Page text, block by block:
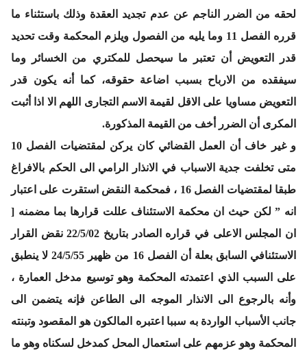
لحقه من الضرر الناجم عن عدم تجديد العقدة وذلك باستثناء ما
قرره الفصل 11 وما يليه من الفصول ويلزم المحكمة وقت تحديد
قدر التعويض أن تعتبر ما سيحصل للمكتري من الخسائر وما
سيفقده من الارباح بسبب اضاعة حقوقه، كما أنه يكون قدر
التعويض مساويا على الاقل لقيمة الاسم التجارى اللهم الا اذا أثبت
المكرى أن الضرر أخف من القيمة المذكورة.
و غير خاف أن العمل القضائي كان يركن لمقتضيات الفصل 10
متى تخلفت جدية الاسباب في الانذار الرامي الى الحكم بالافراغ
طبقا لمقتضيات الفصل 16 ، فمحكمة النقض استقرت على اعتبار
انه ” لكن حيث ان محكمة الاستئناف عللت قرارها بما مضمنه [
ان المجلس الاعلى في قراره الصادر بتاريخ 22/5/02 نقض القرار
الاستئنافي السابق بعلة أن الفصل 16 من ظهير 24/5/55 لا ينطبق
على السبب الذي اعتمدته المحكمة وهو توسيع مدخل العمارة ،
وأنه بالرجوع الى الانذار الموجه الى الطاعن فإنه يتضمن الى
جانب الأسباب الواردة به سببا اعتبره المالكون هو المقصود وتبنته
المحكمة وهو عزمهم على استعمال المحل كمدخل لسكناه وهو ما